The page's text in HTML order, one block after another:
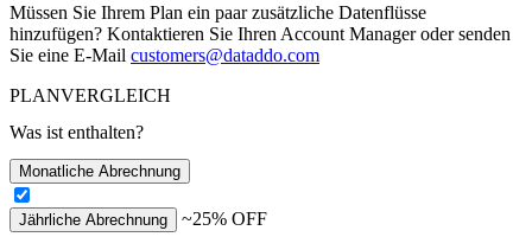
Müssen Sie Ihrem Plan ein paar zusätzliche Datenflüsse
hinzufügen? Kontaktieren Sie Ihren Account Manager oder senden
Sie eine E-Mail customers@dataddo.com
PLANVERGLEICH
Was ist enthalten?
Monatliche Abrechnung
Jährliche Abrechnung ~25% OFF